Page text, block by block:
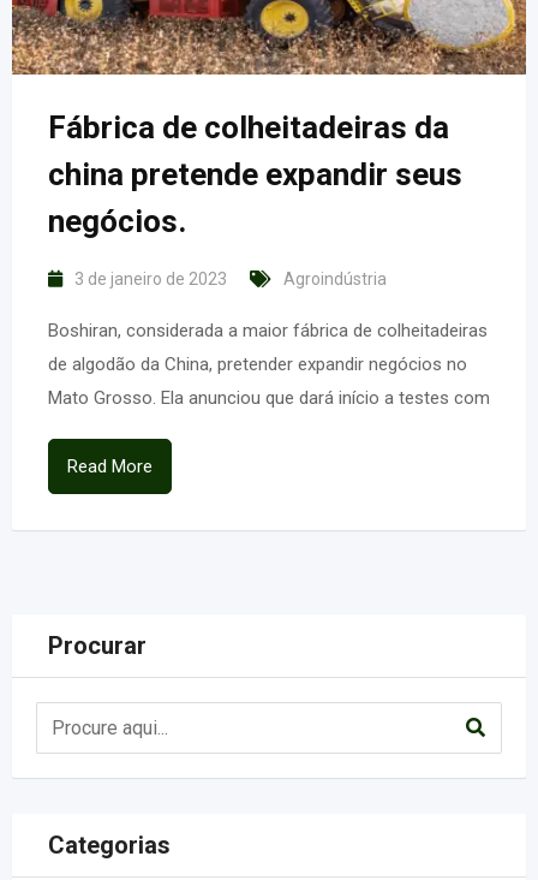
Fábrica de colheitadeiras da
china pretende expandir seus
negócios.
3 de janeiro de 2023 Agroindústria
Boshiran, considerada a maior fábrica de colheitadeiras
de algodão da China, pretender expandir negócios no
Mato Grosso. Ela anunciou que dará início a testes com
Read More
Procurar
Categorias